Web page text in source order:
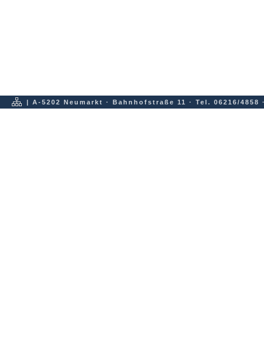
| A-5202 Neumarkt · Bahnhofstraße 11 · Tel. 06216/4858